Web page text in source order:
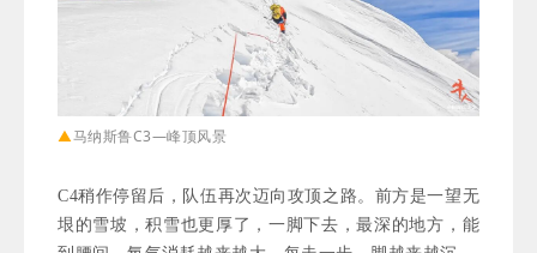
▲马纳斯鲁C3—峰顶风景
C4稍作停留后，队伍再次迈向攻顶之路。前方是一望无
垠的雪坡，积雪也更厚了，一脚下去，最深的地方，能